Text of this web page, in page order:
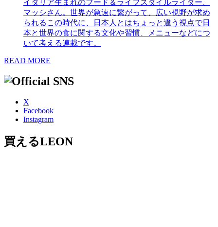
イタリア生まれのフード＆ライフスタイルライター、
マッシさん。世界が急速に繋がって、広い視野が求め
られるこの時代に、日本人とはちょっと違う視点で日
本と世界の食に関する文化や習慣、メニューなどにつ
いて考える連載です。
READ MORE
X
Facebook
Instagram
買えるLEON